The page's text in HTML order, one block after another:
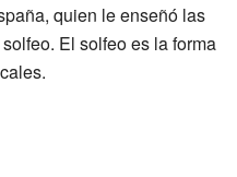
quien le enseñó las
El solfeo es la forma